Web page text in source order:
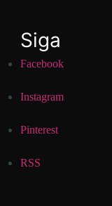
Siga
Facebook
Instagram
Pinterest
RSS